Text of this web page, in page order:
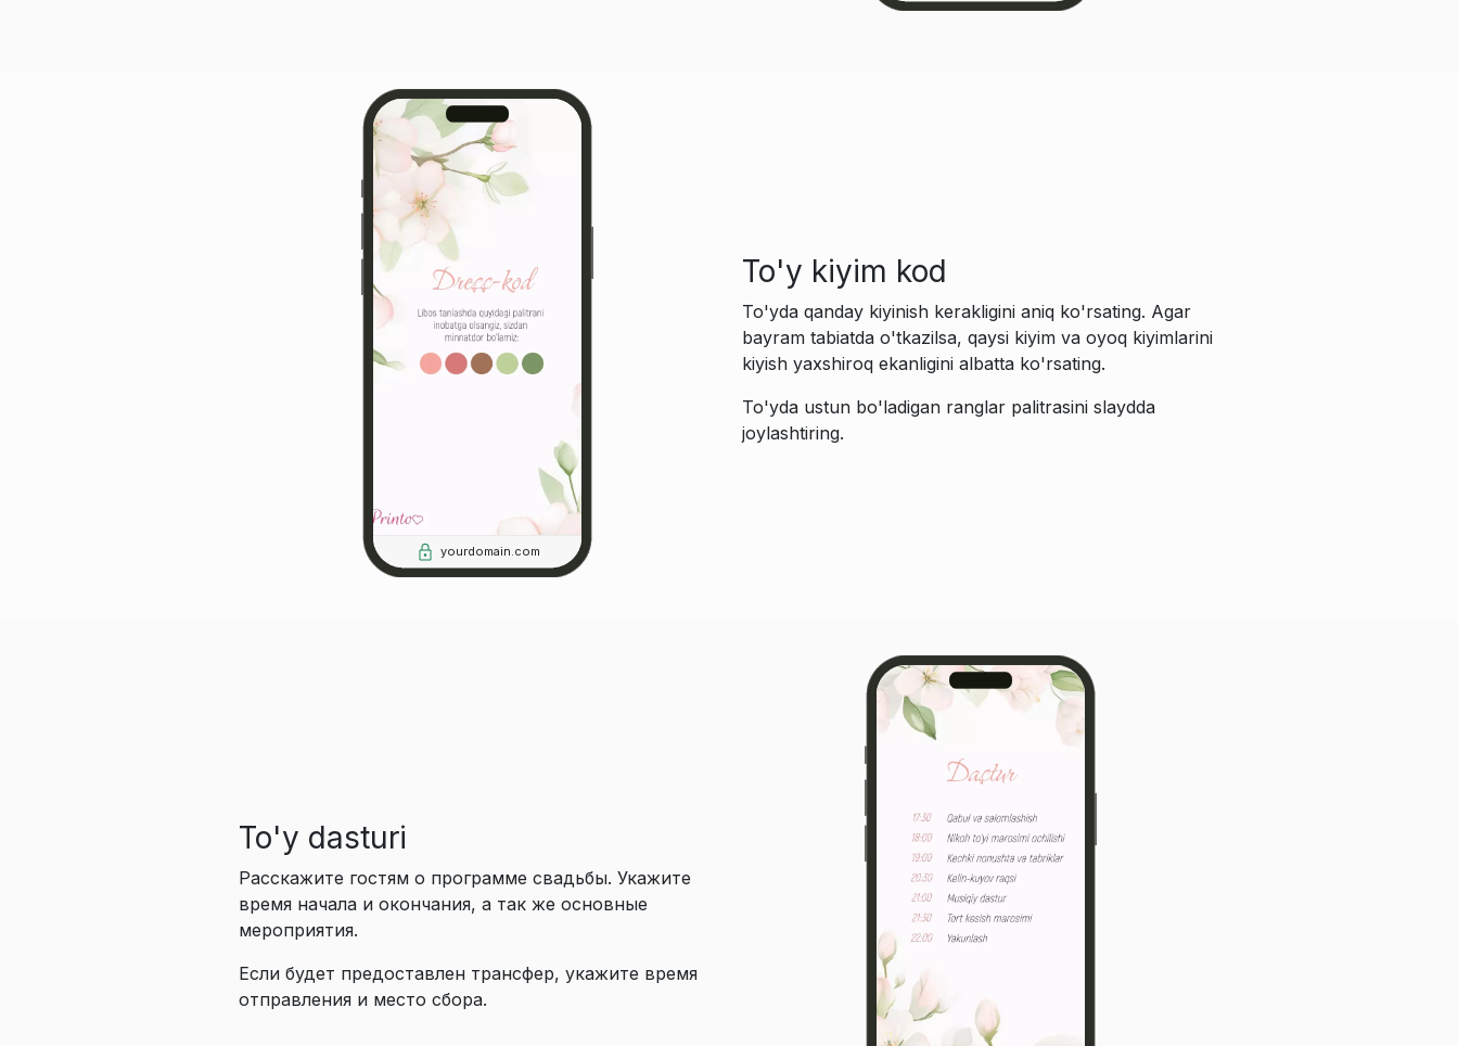
yourdomain.com
To'y kiyim kod
To'yda qanday kiyinish kerakligini aniq ko'rsating. Agar
bayram tabiatda o'tkazilsa, qaysi kiyim va oyoq kiyimlarini
kiyish yaxshiroq ekanligini albatta ko'rsating.
To'yda ustun bo'ladigan ranglar palitrasini slaydda
joylashtiring.
To'y dasturi
Расскажите гостям о программе свадьбы. Укажите
время начала и окончания, а так же основные
мероприятия.
Если будет предоставлен трансфер, укажите время
отправления и место сбора.